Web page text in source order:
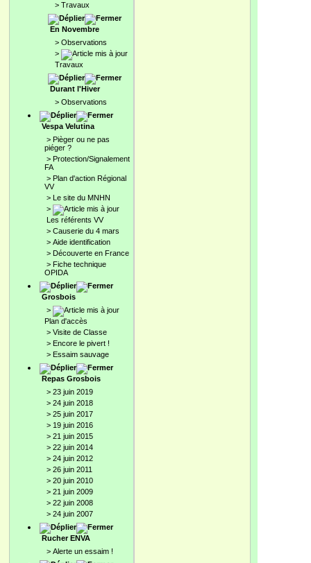
> Travaux
En Novembre
> Observations
>
Travaux
Durant l'Hiver
> Observations
Vespa Velutina
> Pièger ou ne pas
piéger ?
> Protection/Signalement
FA
> Plan d'action Régional
VV
> Le site du MNHN
>
Les référents VV
> Causerie du 4 mars
> Aide identification
> Découverte en France
> Fiche technique
OPIDA
Grosbois
>
Plan d'accès
> Visite de Classe
> Encore le pivert !
> Essaim sauvage
Repas Grosbois
> 23 juin 2019
> 24 juin 2018
> 25 juin 2017
> 19 juin 2016
> 21 juin 2015
> 22 juin 2014
> 24 juin 2012
> 26 juin 2011
> 20 juin 2010
> 21 juin 2009
> 22 juin 2008
> 24 juin 2007
Rucher ENVA
> Alerte un essaim !